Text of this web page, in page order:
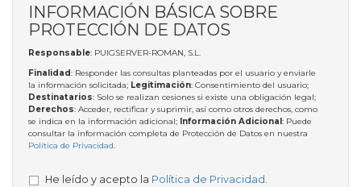
INFORMACIÓN BÁSICA SOBRE
PROTECCIÓN DE DATOS
Responsable: PUIGSERVER-ROMAN, S.L.
Finalidad: Responder las consultas planteadas por el usuario y enviarle
la información solicitada; Legitimación: Consentimiento del usuario;
Destinatarios: Solo se realizan cesiones si existe una obligación legal;
Derechos: Acceder, rectificar y suprimir, así como otros derechos, como
se indica en la información adicional; Información Adicional: Puede
consultar la información completa de Protección de Datos en nuestra
Política de Privacidad.
He leído y acepto la Política de Privacidad